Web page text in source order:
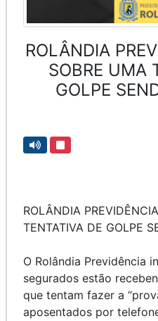
ROLÂNDIA
SOBRE UMA
GOLPE
ROLÂNDIA
TENTATIVA DE GOLPE
O Rolândia Previdência
segurados estão
que tentam fazer a
aposentados por